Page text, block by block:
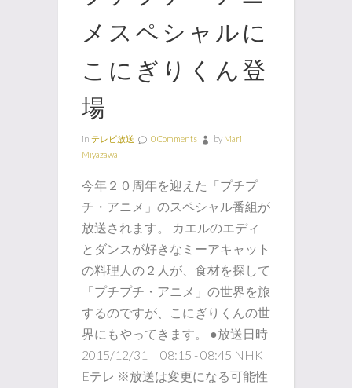
メスペシャルに
こにぎりくん登
場
in テレビ放送 0 Comments by Mari
Miyazawa
今年２０周年を迎えた「プチプ
チ・アニメ」のスペシャル番組が
放送されます。 カエルのエディ
とダンスが好きなミーアキャット
の料理人の２人が、食材を探して
「プチプチ・アニメ」の世界を旅
するのですが、こにぎりくんの世
界にもやってきます。 ●放送日時
2015/12/31 08:15 - 08:45 NHK
Eテレ ※放送は変更になる可能性